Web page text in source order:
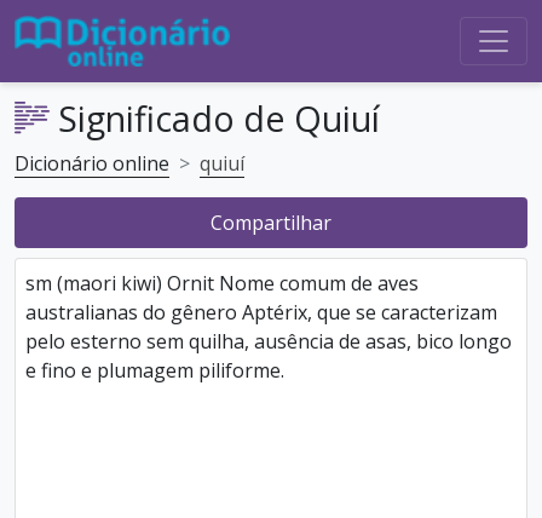
Significado de Quiuí
Dicionário online quiuí
Compartilhar
sm (maori kiwi) Ornit Nome comum de aves
australianas do gênero Aptérix, que se caracterizam
pelo esterno sem quilha, ausência de asas, bico longo
e fino e plumagem piliforme.